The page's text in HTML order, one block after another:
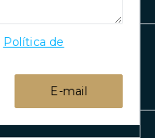
Política de
E-mail